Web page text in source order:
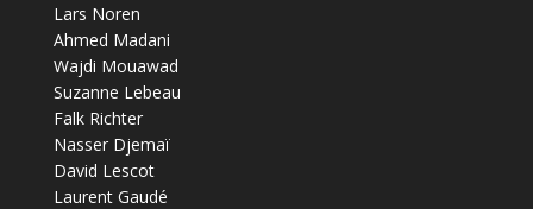
Lars Noren
Ahmed Madani
Wajdi Mouawad
Suzanne Lebeau
Falk Richter
Nasser Djemaï
David Lescot
Laurent Gaudé